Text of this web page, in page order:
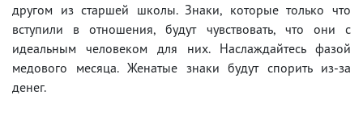
другом из старшей школы. Знаки, которые только что
вступили в отношения, будут чувствовать, что они с
идеальным человеком для них. Наслаждайтесь фазой
медового месяца. Женатые знаки будут спорить из-за
денег.